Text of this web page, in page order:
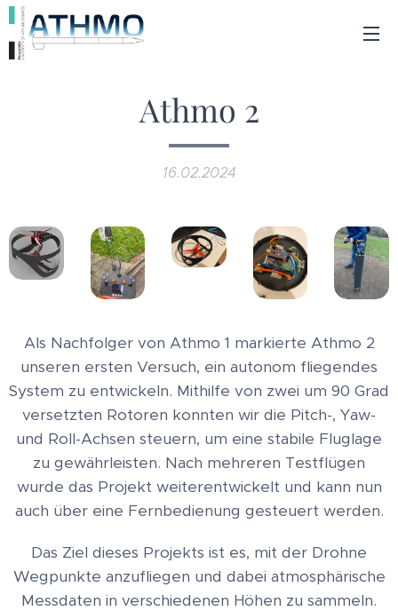
Athmo 2
16.02.2024
Als Nachfolger von Athmo 1 markierte Athmo 2
unseren ersten Versuch, ein autonom fliegendes
System zu entwickeln. Mithilfe von zwei um 90 Grad
versetzten Rotoren konnten wir die Pitch-, Yaw-
und Roll-Achsen steuern, um eine stabile Fluglage
zu gewährleisten. Nach mehreren Testflügen
wurde das Projekt weiterentwickelt und kann nun
auch über eine Fernbedienung gesteuert werden.
Das Ziel dieses Projekts ist es, mit der Drohne
Wegpunkte anzufliegen und dabei atmosphärische
Messdaten in verschiedenen Höhen zu sammeln.